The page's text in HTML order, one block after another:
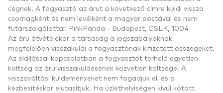
cégnek. A fogyasztó az árut a következő címre küldi vissza
csomagként és nem levélként a magyar postával és nem
futárszolgálattal: PinkPanda - Budapest, CSLK, 1004
Az áru átvételekor a társaság a jogszabályoknak
megfelelően visszaküldi a fogyasztónak kifizetett összegeket.
Az elállással kapcsolatban a fogyasztót terhelő egyetlen
költség az áru visszaküldésének közvetlen költsége. A
visszaváltási küldeményeket nem fogadjuk el, és a
kézbesítéskor elutasítjuk. Ha üzlethelyiségen kívül kötött